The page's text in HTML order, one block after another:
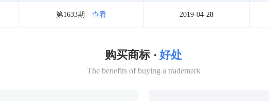
第1633期 查看 2019-04-28
购买商标 · 好处
The benefits of buying a trademark